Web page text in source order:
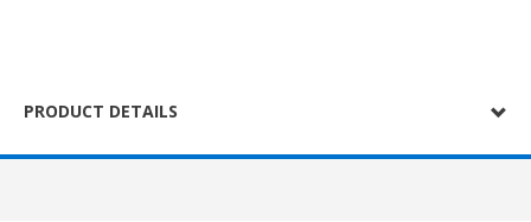
PRODUCT DETAILS